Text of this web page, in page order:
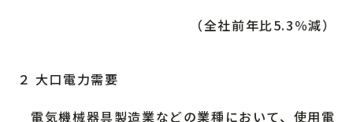
（全社前年比5.3％減）
２ 大口電力需要
電気機械器具製造業などの業種において、使用電